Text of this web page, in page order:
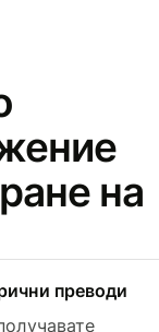
на
преводи